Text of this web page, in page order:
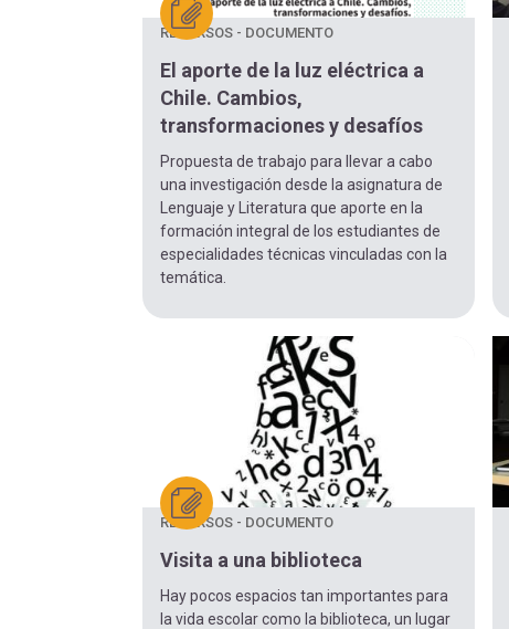
RECURSOS - DOCUMENTO
El aporte de la luz eléctrica a
Chile. Cambios,
transformaciones y desafíos
Propuesta de trabajo para llevar a cabo
una investigación desde la asignatura de
Lenguaje y Literatura que aporte en la
formación integral de los estudiantes de
especialidades técnicas vinculadas con la
temática.
RECURSOS - DOCUMENTO
Visita a una biblioteca
Hay pocos espacios tan importantes para
la vida escolar como la biblioteca, un lugar